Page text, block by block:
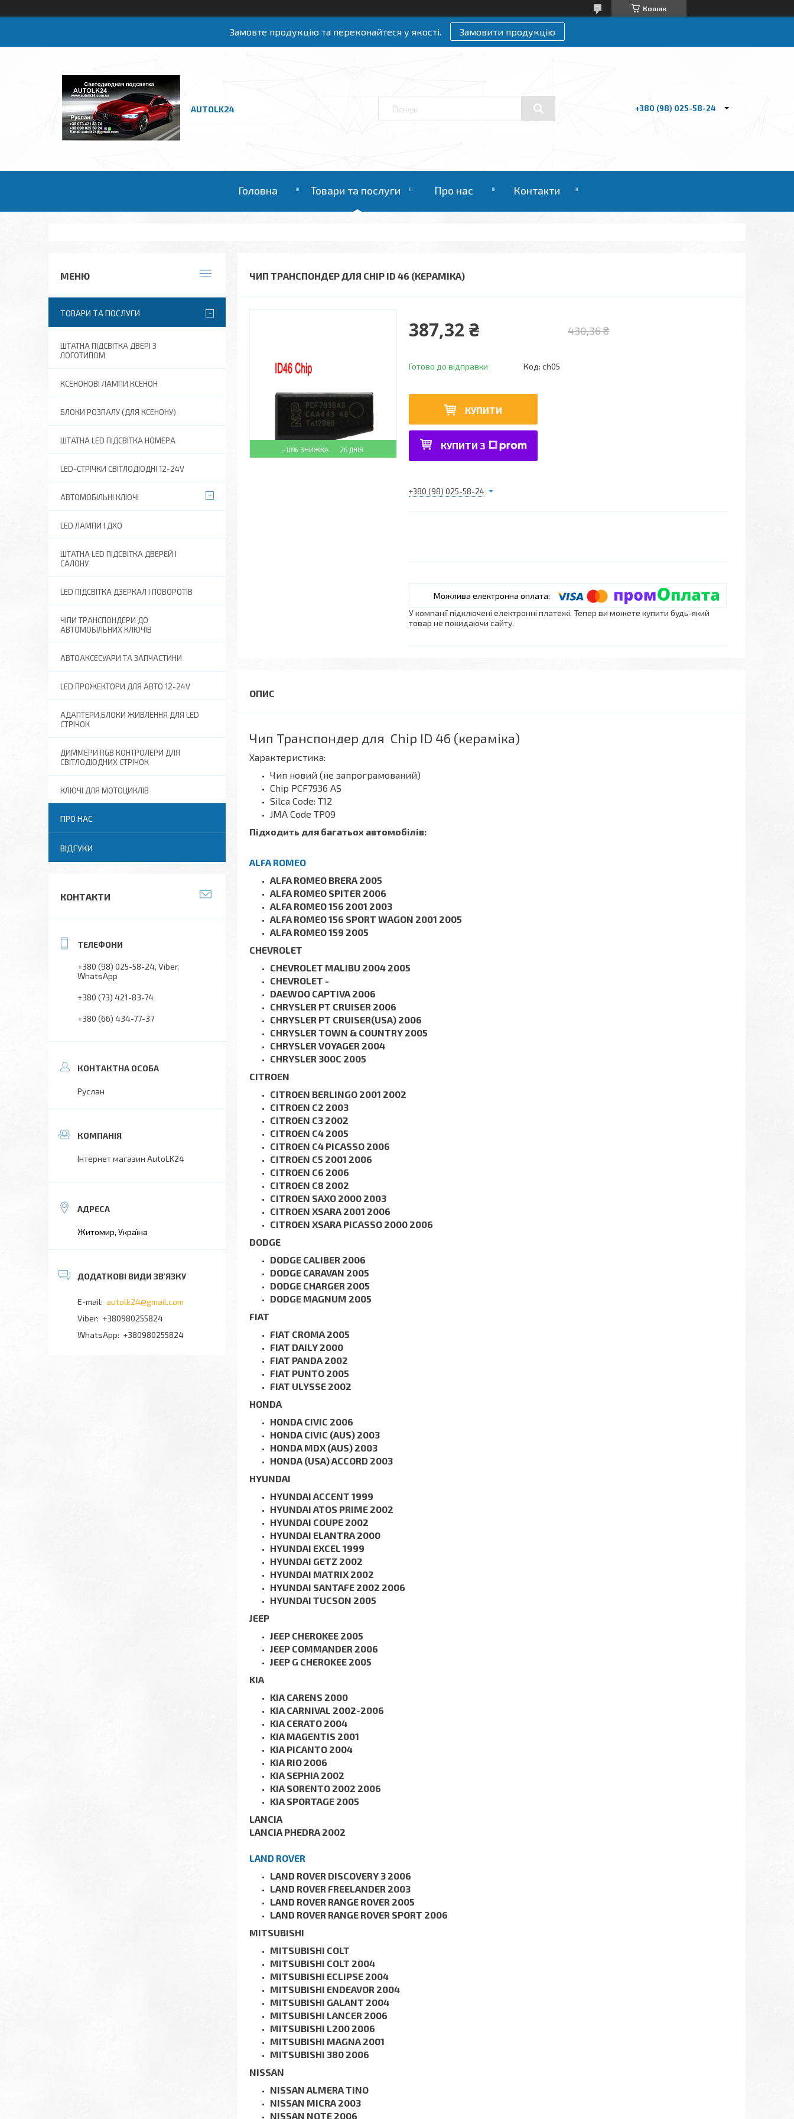
Кошик
Замовте продукцію та переконайтеся у якості. Замовити продукцію
AUTOLK24 +380 (98) 025-58-24
Головна Товари та послуги Про нас Контакти
ЧИП ТРАНСПОНДЕР ДЛЯ CHIP ID 46 (КЕРАМІКА)
–10% 26 ДНІВ
430,36 ₴
387,32 ₴
Готово до відправки Код: ch05
КУПИТИ
КУПИТИ З
+380 (98) 025-58-24
У компанії підключені електронні платежі. Тепер ви можете купити будь-який
товар не покидаючи сайту.
Чип Транспондер для Chip ID 46 (кераміка)
Характеристика:
Чип новий (не запрограмований)
Chip PCF7936 AS
Silca Code: T12
JMA Code TP09
Підходить для багатьох автомобілів:
ALFA ROMEO
ALFA ROMEO BRERA 2005
ALFA ROMEO SPITER 2006
ALFA ROMEO 156 2001 2003
ALFA ROMEO 156 SPORT WAGON 2001 2005
ALFA ROMEO 159 2005
CHEVROLET
CHEVROLET MALIBU 2004 2005
CHEVROLET -
DAEWOO CAPTIVA 2006
CHRYSLER PT CRUISER 2006
CHRYSLER PT CRUISER(USA) 2006
CHRYSLER TOWN & COUNTRY 2005
CHRYSLER VOYAGER 2004
CHRYSLER 300C 2005
CITROEN
CITROEN BERLINGO 2001 2002
CITROEN C2 2003
CITROEN C3 2002
CITROEN C4 2005
CITROEN C4 PICASSO 2006
CITROEN C5 2001 2006
CITROEN C6 2006
CITROEN C8 2002
СITROEN SAXO 2000 2003
CITROEN XSARA 2001 2006
CITROEN XSARA PICASSO 2000 2006
DODGE
DODGE CALIBER 2006
DODGE CARAVAN 2005
DODGE CHARGER 2005
DODGE MAGNUM 2005
FIAT
FIAT CROMA 2005
FIAT DAILY 2000
FIAT PANDA 2002
FIAT PUNTO 2005
FIAT ULYSSE 2002
HONDA
HONDA CIVIC 2006
HONDA CIVIC (AUS) 2003
HONDA MDX (AUS) 2003
HONDA (USA) ACCORD 2003
HYUNDAI
HYUNDAI ACCENT 1999
HYUNDAI ATOS PRIME 2002
HYUNDAI COUPE 2002
HYUNDAI ELANTRA 2000
HYUNDAI EXCEL 1999
HYUNDAI GETZ 2002
HYUNDAI MATRIX 2002
HYUNDAI SANTAFE 2002 2006
HYUNDAI TUCSON 2005
JEEP
JEEP CHEROKEE 2005
JEEP COMMANDER 2006
JEEP G CHEROKEE 2005
KIA
KIA CARENS 2000
KIA CARNIVAL 2002-2006
KIA CERATO 2004
KIA MAGENTIS 2001
KIA PICANTO 2004
KIA RIO 2006
KIA SEPHIA 2002
KIA SORENTO 2002 2006
KIA SPORTAGE 2005
LANCIA
LANCIA PHEDRA 2002
LAND ROVER
LAND ROVER DISCOVERY 3 2006
LAND ROVER FREELANDER 2003
LAND ROVER RANGE ROVER 2005
LAND ROVER RANGE ROVER SPORT 2006
MITSUBISHI
MITSUBISHI COLT
MITSUBISHI COLT 2004
MITSUBISHI ECLIPSE 2004
MITSUBISHI ENDEAVOR 2004
MITSUBISHI GALANT 2004
MITSUBISHI LANCER 2006
MITSUBISHI L200 2006
MITSUBISHI MAGNA 2001
MITSUBISHI 380 2006
NISSAN
NISSAN ALMERA TINO
NISSAN MICRA 2003
NISSAN NOTE 2006
ТОВАРИ ТА ПОСЛУГИ
ШТАТНА ПІДСВІТКА ДВЕРІ З
ЛОГОТИПОМ
КСЕНОНОВІ ЛАМПИ КСЕНОН
БЛОКИ РОЗПАЛУ (ДЛЯ КСЕНОНУ)
ШТАТНА LED ПІДСВІТКА НОМЕРА
LED-СТРІЧКИ СВІТЛОДІОДНІ 12-24V
АВТОМОБІЛЬНІ КЛЮЧІ
LED ЛАМПИ І ДХО
ШТАТНА LED ПІДСВІТКА ДВЕРЕЙ І
САЛОНУ
LED ПІДСВІТКА ДЗЕРКАЛ І ПОВОРОТІВ
ЧІПИ ТРАНСПОНДЕРИ ДО
АВТОМОБІЛЬНИХ КЛЮЧІВ
АВТОАКСЕСУАРИ ТА ЗАПЧАСТИНИ
LED ПРОЖЕКТОРИ ДЛЯ АВТО 12-24V
АДАПТЕРИ,БЛОКИ ЖИВЛЕННЯ ДЛЯ LED
СТРІЧОК
ДИММЕРИ RGB КОНТРОЛЕРИ ДЛЯ
СВІТЛОДІОДНИХ СТРІЧОК
КЛЮЧІ ДЛЯ МОТОЦИКЛІВ
ПРО НАС
ВІДГУКИ
КОНТАКТИ
+380 (98) 025-58-24 Viber
WhatsApp
+380 (73) 421-83-74
+380 (66) 434-77-37
Руслан
Інтернет магазин AutoLK24
Житомир, Україна
autolk24@gmail.com
+380980255824
+380980255824